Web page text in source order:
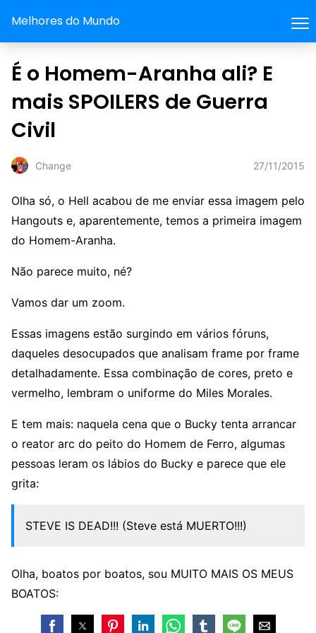
Melhores do Mundo
É o Homem-Aranha ali? E
mais SPOILERS de Guerra
Civil
Change 27/11/2015
Olha só, o Hell acabou de me enviar essa imagem pelo
Hangouts e, aparentemente, temos a primeira imagem
do Homem-Aranha.
Não parece muito, né?
Vamos dar um zoom.
Essas imagens estão surgindo em vários fóruns,
daqueles desocupados que analisam frame por frame
detalhadamente. Essa combinação de cores, preto e
vermelho, lembram o uniforme do Miles Morales.
E tem mais: naquela cena que o Bucky tenta arrancar
o reator arc do peito do Homem de Ferro, algumas
pessoas leram os lábios do Bucky e parece que ele
grita:
STEVE IS DEAD!!! (Steve está MUERTO!!!)
Olha, boatos por boatos, sou MUITO MAIS OS MEUS
BOATOS: